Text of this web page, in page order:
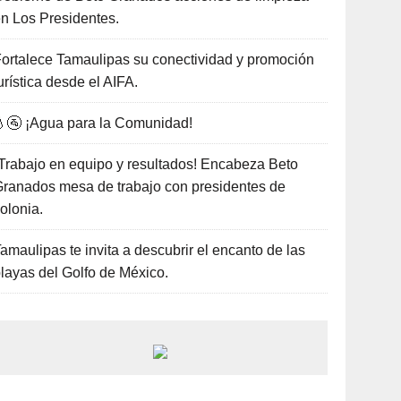
Los Presidentes.
Tamaulipas su conectividad y promoción
desde el AIFA.
¡Agua para la Comunidad!
en equipo y resultados! Encabeza Beto
mesa de trabajo con presidentes de
te invita a descubrir el encanto de las
del Golfo de México.